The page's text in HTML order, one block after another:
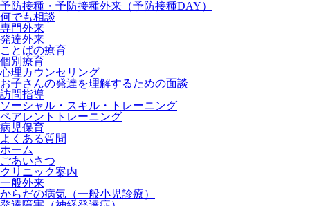
予防接種・予防接種外来（予防接種DAY）
何でも相談
専門外来
発達外来
ことばの療育
個別療育
心理カウンセリング
お子さんの発達を理解するための面談
訪問指導
ソーシャル・スキル・トレーニング
ペアレントトレーニング
病児保育
よくある質問
ホーム
ごあいさつ
クリニック案内
一般外来
からだの病気（一般小児診療）